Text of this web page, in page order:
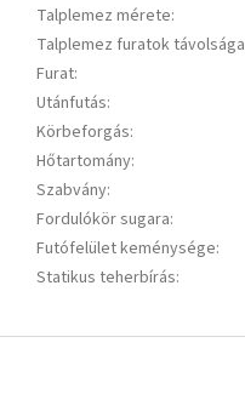
Talplemez mérete:
Talplemez furatok távolsága
Furat:
Utánfutás:
Körbeforgás:
Hőtartomány:
Szabvány:
Fordulókör sugara:
Futófelület keménysége:
Statikus teherbírás: